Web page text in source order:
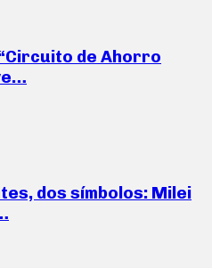
de Ahorro
dos símbolos: Milei